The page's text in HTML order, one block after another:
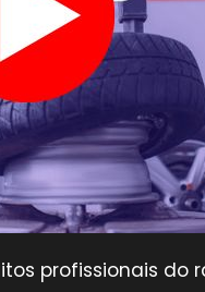
profissionais do